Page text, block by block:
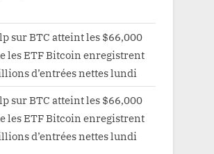
surBTC atteint les $66,000
les ETF Bitcoin enregistrent
d’entrées nettes lundi
surBTC atteint les $66,000
les ETF Bitcoin enregistrent
d’entrées nettes lundi